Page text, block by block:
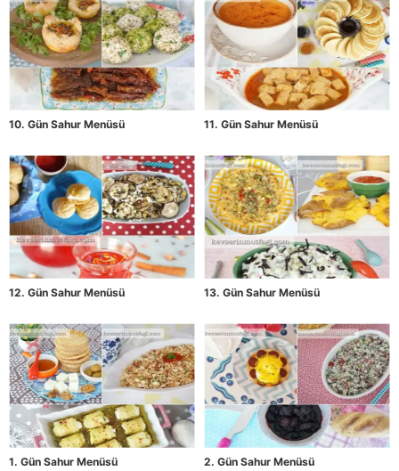
10. Gün Sahur Menüsü 11. Gün Sahur Menüsü
12. Gün Sahur Menüsü 13. Gün Sahur Menüsü
1. Gün Sahur Menüsü 2. Gün Sahur Menüsü